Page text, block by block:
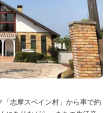
志摩スペイン村」から車で約